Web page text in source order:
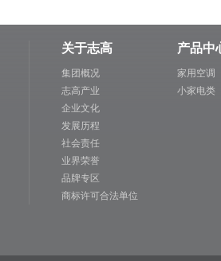
关于志高
集团概况
志高产业
企业文化
发展历程
社会责任
业界荣誉
品牌专区
商标许可合法单位
产品中
家用空调
小家电类